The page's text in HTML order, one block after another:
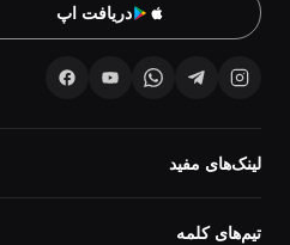
دریافت اپ
لینک‌های مفید
تیم‌های کلمه